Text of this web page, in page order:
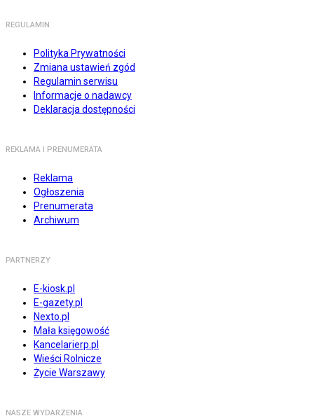
REGULAMIN
Polityka Prywatności
Zmiana ustawień zgód
Regulamin serwisu
Informacje o nadawcy
Deklaracja dostępności
REKLAMA I PRENUMERATA
Reklama
Ogłoszenia
Prenumerata
Archiwum
PARTNERZY
E-kiosk.pl
E-gazety.pl
Nexto.pl
Mała księgowość
Kancelarierp.pl
Wieści Rolnicze
Życie Warszawy
NASZE WYDARZENIA